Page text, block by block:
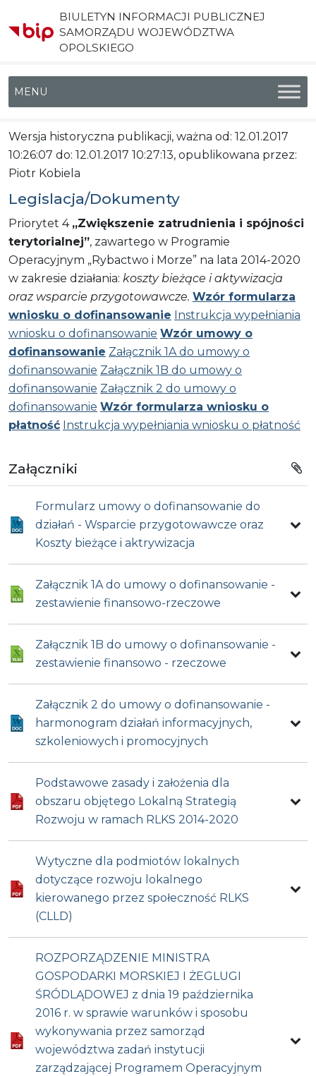
BIULETYN INFORMACJI PUBLICZNEJ
SAMORZĄDU WOJEWÓDZTWA
OPOLSKIEGO
Menu główne
Wersja historyczna publikacji, ważna od: 12.01.2017
10:26:07 do: 12.01.2017 10:27:13, opublikowana przez:
Piotr Kobiela
Legislacja/Dokumenty
Priorytet 4 „Zwiększenie zatrudnienia i spójności
terytorialnej”, zawartego w Programie
Operacyjnym „Rybactwo i Morze” na lata 2014-2020
w zakresie działania: koszty bieżące i aktywizacja
oraz wsparcie przygotowawcze. Wzór formularza
wniosku o dofinansowanie Instrukcja wypełniania
wniosku o dofinansowanie Wzór umowy o
dofinansowanie Załącznik 1A do umowy o
dofinansowanie Załącznik 1B do umowy o
dofinansowanie Załącznik 2 do umowy o
dofinansowanie Wzór formularza wniosku o
płatność Instrukcja wypełniania wniosku o płatność
Załączniki
Formularz umowy o dofinansowanie do
działań - Wsparcie przygotowawcze oraz
Koszty bieżące i aktrywizacja
Załącznik 1A do umowy o dofinansowanie -
zestawienie finansowo-rzeczowe
Załącznik 1B do umowy o dofinansowanie -
zestawienie finansowo - rzeczowe
Załącznik 2 do umowy o dofinansowanie -
harmonogram działań informacyjnych,
szkoleniowych i promocyjnych
Podstawowe zasady i założenia dla
obszaru objętego Lokalną Strategią
Rozwoju w ramach RLKS 2014-2020
Wytyczne dla podmiotów lokalnych
dotyczące rozwoju lokalnego
kierowanego przez społeczność RLKS
(CLLD)
ROZPORZĄDZENIE MINISTRA
GOSPODARKI MORSKIEJ I ŻEGLUGI
ŚRÓDLĄDOWEJ z dnia 19 października
2016 r. w sprawie warunków i sposobu
wykonywania przez samorząd
województwa zadań instytucji
zarządzającej Programem Operacyjnym